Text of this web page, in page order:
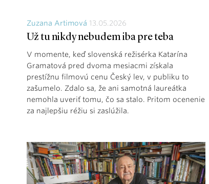
Zuzana Artimová 13.05.2026
Už tu nikdy nebudem iba pre teba
V momente, keď slovenská režisérka Katarína
Gramatová pred dvoma mesiacmi získala
prestížnu filmovú cenu Český lev, v publiku to
zašumelo. Zdalo sa, že ani samotná laureátka
nemohla uveriť tomu, čo sa stalo. Pritom ocenenie
za najlepšiu réžiu si zaslúžila.